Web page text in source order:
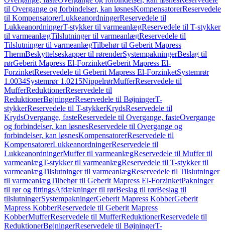
til Overgange og forbindelser, kan løsnesKompensatorerReservedele
til KompensatorerLukkeanordningerReservedele til
LukkeanordningerT-stykker til varmeanlægReservedele til T-stykker
til varmeanlægTilslutninger til varmeanlægReservedele til
Tilslutninger til varmeanlægTilbehør til Geberit Mapress
ThermBeskyttelseskapper til rørenderSystempakningerBeslag til
rørGeberit Mapress El-ForzinketGeberit Mapress El-
ForzinketReservedele til Geberit Mapress El-ForzinketSystemrør
1.0034Systemrør 1.0215NippelrørMufferReservedele til
MufferReduktionerReservedele til
ReduktionerBøjningerReservedele til BøjningerT-
stykkerReservedele til T-stykkerKrydsReservedele til
KrydsOvergange, fasteReservedele til Overgange, fasteOvergange
og forbindelser, kan løsnesReservedele til Overgange og
forbindelser, kan løsnesKompensatorerReservedele til
KompensatorerLukkeanordningerReservedele til
LukkeanordningerMuffer til varmeanlægReservedele til Muffer til
varmeanlægT-stykker til varmeanlægReservedele til T-stykker til
varmeanlægTilslutninger til varmeanlægReservedele til Tilslutninger
til varmeanlægTilbehør til Geberit Mapress El-ForzinketPakninger
til rør og fittingsAfdækninger til rørBeslag til rørBeslag til
tilslutningerSystempakningerGeberit Mapress KobberGeberit
Mapress KobberReservedele til Geberit Mapress
KobberMufferReservedele til MufferReduktionerReservedele til
ReduktionerBøjningerReservedele til BøjningerT-